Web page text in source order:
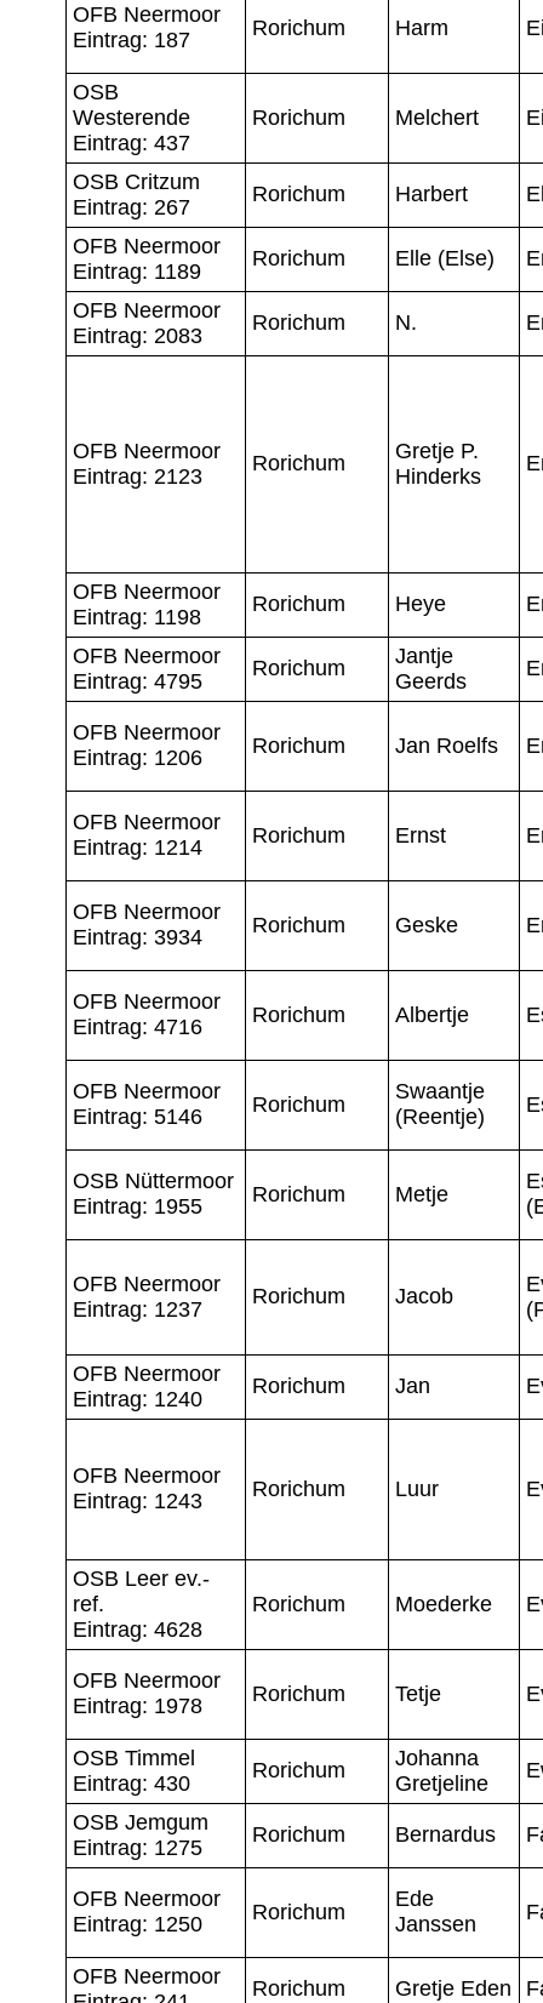
OFB Neermoor
Eintrag: 187
Rorichum Harm
OSB
Westerende
Eintrag: 437
Rorichum Melchert
OSB Critzum
Eintrag: 267
Rorichum Harbert
OFB Neermoor
Eintrag: 1189
Rorichum Elle (Else)
OFB Neermoor
Eintrag: 2083
Rorichum N.
OFB Neermoor
Eintrag: 2123
Rorichum
Gretje P.
Hinderks
OFB Neermoor
Eintrag: 1198
Rorichum Heye
OFB Neermoor
Eintrag: 4795
Rorichum
Jantje
Geerds
OFB Neermoor
Eintrag: 1206
Rorichum Jan Roelfs
OFB Neermoor
Eintrag: 1214
Rorichum Ernst
OFB Neermoor
Eintrag: 3934
Rorichum Geske
OFB Neermoor
Eintrag: 4716
Rorichum Albertje
OFB Neermoor
Eintrag: 5146
Rorichum
Swaantje
(Reentje)
OSB Nüttermoor
Eintrag: 1955
Rorichum Metje
OFB Neermoor
Eintrag: 1237
Rorichum Jacob
OFB Neermoor
Eintrag: 1240
Rorichum Jan
OFB Neermoor
Eintrag: 1243
Rorichum Luur
OSB Leer ev.-
ref.
Eintrag: 4628
Rorichum Moederke
OFB Neermoor
Eintrag: 1978
Rorichum Tetje
OSB Timmel
Eintrag: 430
Rorichum
Johanna
Gretjeline
OSB Jemgum
Eintrag: 1275
Rorichum Bernardus
OFB Neermoor
Eintrag: 1250
Rorichum
Ede
Janssen
OFB Neermoor
Rorichum Gretje Eden